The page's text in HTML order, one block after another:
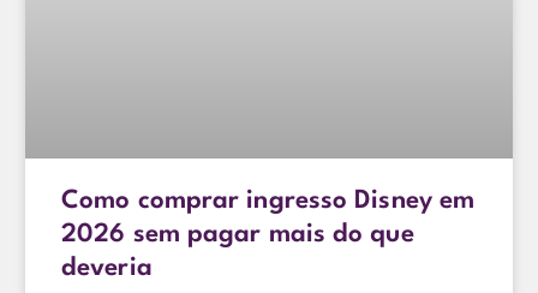
Como comprar ingresso Disney em
2026 sem pagar mais do que
deveria